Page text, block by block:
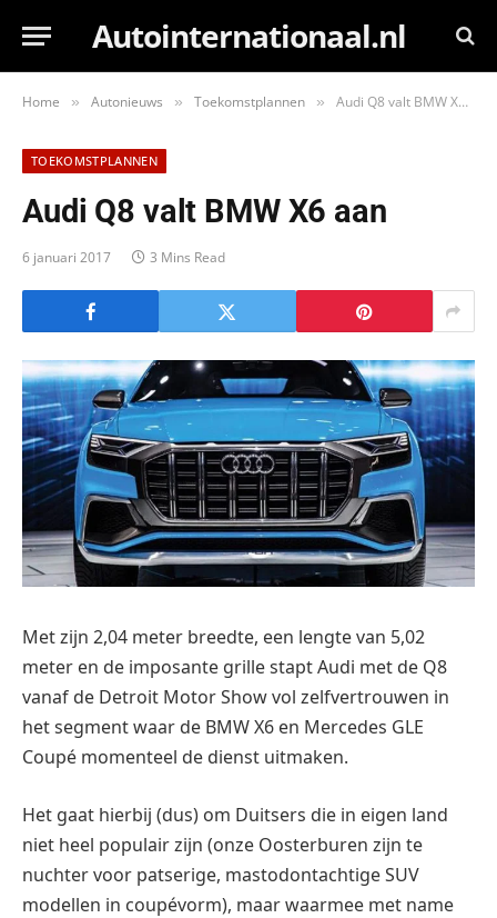
Autointernationaal.nl
Home » Autonieuws » Toekomstplannen » Audi Q8 valt BMW X6 aan
TOEKOMSTPLANNEN
Audi Q8 valt BMW X6 aan
6 januari 2017 3 Mins Read
Met zijn 2,04 meter breedte, een lengte van 5,02
meter en de imposante grille stapt Audi met de Q8
vanaf de Detroit Motor Show vol zelfvertrouwen in
het segment waar de BMW X6 en Mercedes GLE
Coupé momenteel de dienst uitmaken.
Het gaat hierbij (dus) om Duitsers die in eigen land
niet heel populair zijn (onze Oosterburen zijn te
nuchter voor patserige, mastodontachtige SUV
modellen in coupévorm), maar waarmee met name